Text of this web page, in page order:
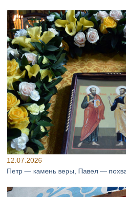
12.07.2026
Петр — камень веры, Павел —